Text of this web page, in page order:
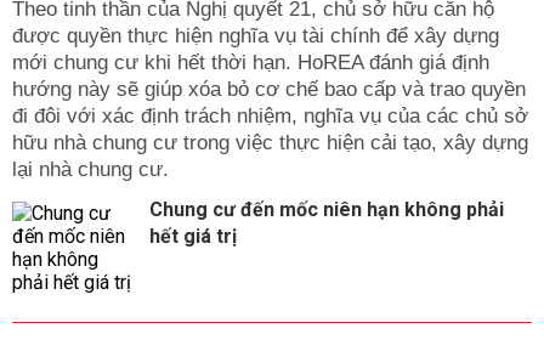
Theo tinh thần của Nghị quyết 21, chủ sở hữu căn hộ
được quyền thực hiện nghĩa vụ tài chính để xây dựng
mới chung cư khi hết thời hạn. HoREA đánh giá định
hướng này sẽ giúp xóa bỏ cơ chế bao cấp và trao quyền
đi đôi với xác định trách nhiệm, nghĩa vụ của các chủ sở
hữu nhà chung cư trong việc thực hiện cải tạo, xây dựng
lại nhà chung cư.
Chung cư đến mốc niên hạn không phải
hết giá trị